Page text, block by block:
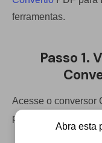
ferramentas.
Passo 1.
Acesse o conversor
para EPS.
Abra esta